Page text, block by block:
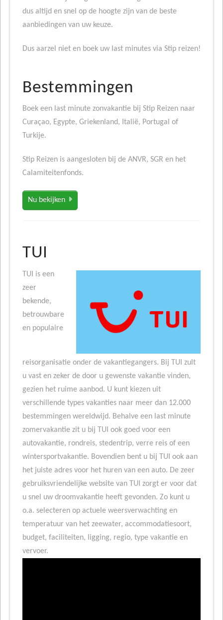
dus altijd en snel op de hoogte zijn van de beste
aanbiedingen van uw keuze.
Dus aarzel niet en boek uw last minutes via Stip reizen!
Bestemmingen
Boek een last minute zonvakantie bij Stip Reizen naar
Curaçao, Egypte, Griekenland, Italië, Portugal of
Turkije.
Stip Reizen is aangesloten bij de ANVR, SGR en het
Calamiteitenfonds.
Nu bekijken
TUI
TUI is een
zeer
bekende,
betrouwbare
en populaire
reisorganisatie onder de vakantiegangers. Bij TUI zult
u vast en zeker de door u gewenste vakantie vinden,
gezien het ruime aanbod. U kunt kiezen uit
verschillende types vakanties naar meer dan 12.000
bestemmingen wereldwijd. Behalve een last minute
zomervakantie zit u bij TUI ook goed voor een
autovakantie, rondreis, stedentrip, verre reis of een
wintersportvakantie. Bovendien bent u bij TUI ook aan
het juiste adres voor het huren van een auto. De zeer
gebruiksvriendelijke website van TUI zorgt er voor dat
u snel uw droomvakantie heeft gevonden. Zo kunt u
o.a. selecteren op actuele weersverwachting en
temperatuur van het zeewater, accommodatiesoort,
budget, faciliteiten, ligging, regio, type vakantie en
vervoer.